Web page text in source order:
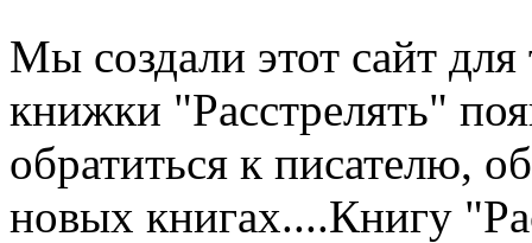
Мы создали этот сайт
книжки "Расстрелять"
обратиться к писателю,
новых книгах....Книгу